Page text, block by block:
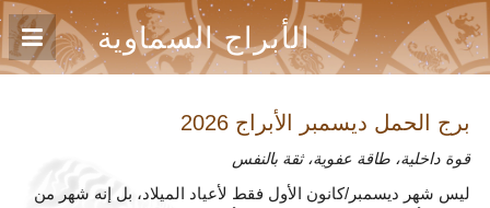
الأبراج السماوية
برج الحمل ديسمبر الأبراج 2026
قوة داخلية، طاقة عفوية، ثقة بالنفس
ليس شهر ديسمبر/كانون الأول فقط لأعياد الميلاد، بل إنه شهر من